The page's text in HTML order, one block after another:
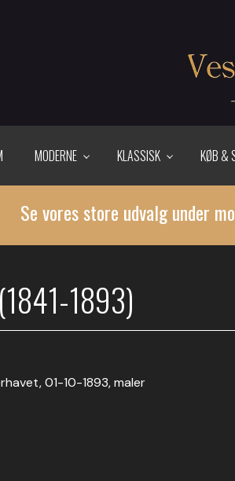
MODERNE KLASSISK KØB &
Se vores store udvalg under
1893)
01-10-1893, maler